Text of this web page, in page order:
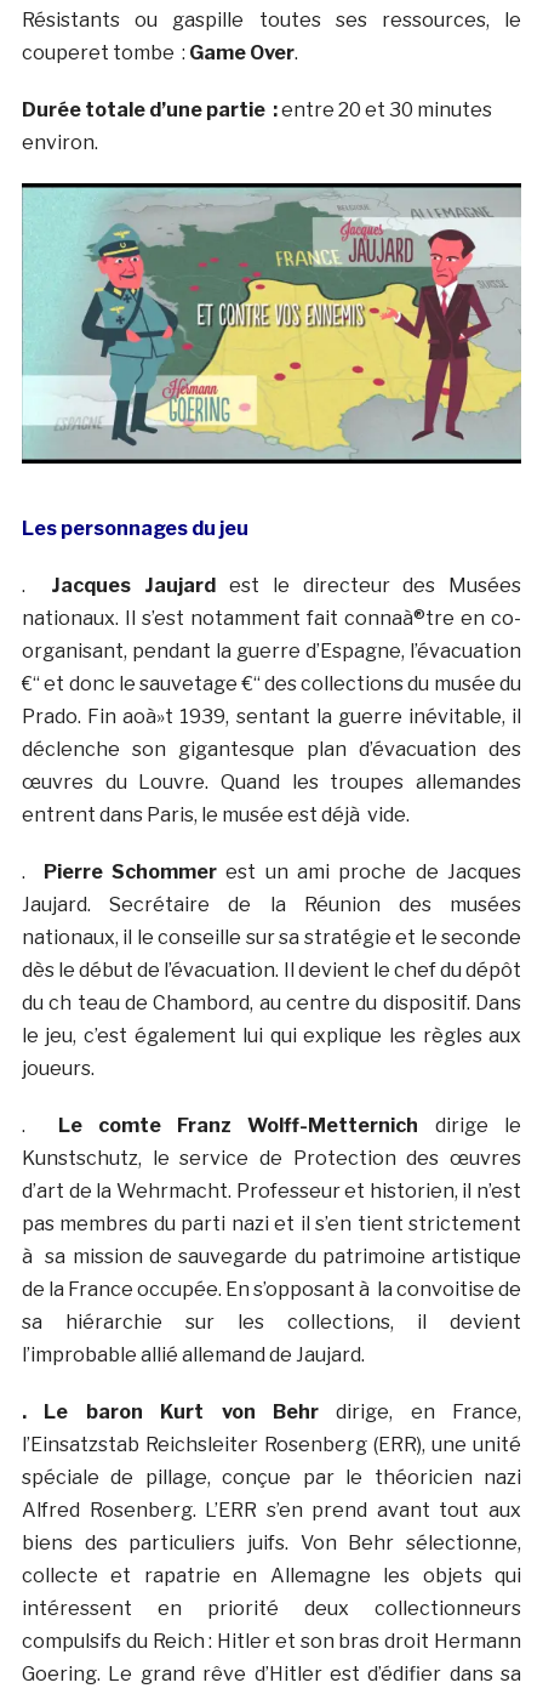
Résistants ou gaspille toutes ses ressources, le
couperet tombe : Game Over.
Durée totale d’une partie :entre 20 et 30 minutes
environ.
Les personnages du jeu
. Jacques Jaujard est le directeur des Musées
nationaux. Il s’est notamment fait connaà®tre en co-
organisant, pendant la guerre d’Espagne, l’évacuation
€“ et donc le sauvetage €“ des collections du musée du
Prado. Fin aoà»t 1939, sentant la guerre inévitable, il
déclenche son gigantesque plan d’évacuation des
œuvres du Louvre. Quand les troupes allemandes
entrent dans Paris, le musée est déjà vide.
. Pierre Schommerest un ami proche de Jacques
Jaujard. Secrétaire de la Réunion des musées
nationaux, il le conseille sur sa stratégie et le seconde
dès le début de l’évacuation. Il devient le chef du dépôt
du ch teau de Chambord, au centre du dispositif. Dans
le jeu, c’est également lui qui explique les règles aux
joueurs.
. Le comte Franz Wolff-Metternich dirige le
Kunstschutz, le service de Protection des œuvres
d’art de la Wehrmacht. Professeur et historien, il n’est
pas membres du parti nazi et il s’en tient strictement
à sa mission de sauvegarde du patrimoine artistique
de la France occupée. En s’opposant à la convoitise de
sa hiérarchie sur les collections, il devient
l’improbable allié allemand de Jaujard.
. Le baron Kurt von Behrdirige, en France,
l’Einsatzstab Reichsleiter Rosenberg (ERR), une unité
spéciale de pillage, conçue par le théoricien nazi
Alfred Rosenberg. L’ERR s’en prend avant tout aux
biens des particuliers juifs. Von Behr sélectionne,
collecte et rapatrie en Allemagne les objets qui
intéressent en priorité deux collectionneurs
compulsifs du Reich : Hitler et son bras droit Hermann
Goering. Le grand rêve d’Hitler est d’édifier dans sa